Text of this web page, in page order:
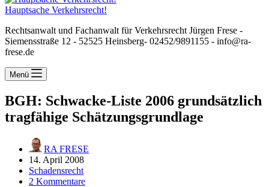
Hauptsache Verkehrsrecht!
Rechtsanwalt und Fachanwalt für Verkehrsrecht Jürgen Frese -
Siemensstraße 12 - 52525 Heinsberg- 02452/9891155 - info@ra-
frese.de
Menü
BGH: Schwacke-Liste 2006 grundsätzlich
tragfähige Schätzungsgrundlage
RA FRESE
14. April 2008
Schadensrecht
2 Kommentare